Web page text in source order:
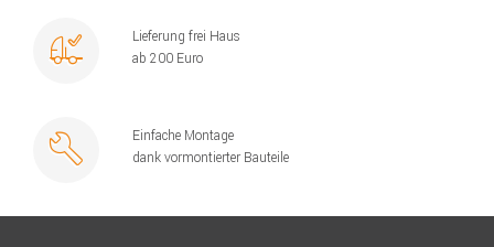
Lieferung frei Haus
ab 200 Euro
Einfache Montage
dank vormontierter Bauteile